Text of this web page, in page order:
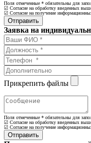
Поля отмеченные * обязательны для
☑ Согласие на обработку введенных
☑ Согласие на получение
Заявка на
Прикрепить файлы
Поля отмеченные * обязательны для
☑ Согласие на обработку введенных
☑ Согласие на получение